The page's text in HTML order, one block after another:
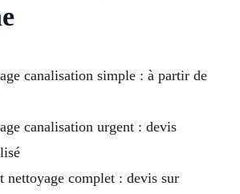
canalisation simple : à partir de
canalisation urgent : devis
nettoyage complet : devis sur